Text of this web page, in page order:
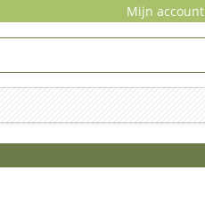
Mijn account